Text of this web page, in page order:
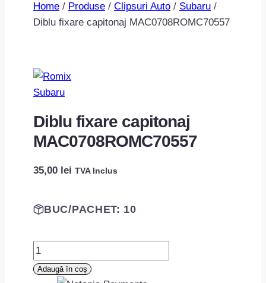
Home / Produse / Clipsuri Auto / Subaru /
Diblu fixare capitonaj MAC0708ROMC70557
Subaru
Diblu fixare capitonaj
MAC0708ROMC70557
35,00 lei TVA Inclus
BUC/PACHET: 10
Cantitate
Diblu
fixare
Adaugă în coș